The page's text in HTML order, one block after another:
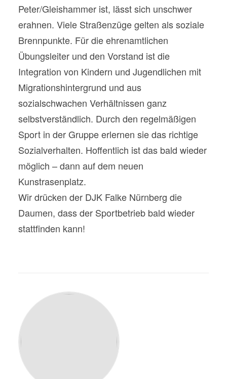
Peter/Gleishammer ist, lässt sich unschwer
erahnen. Viele Straßenzüge gelten als soziale
Brennpunkte. Für die ehrenamtlichen
Übungsleiter und den Vorstand ist die
Integration von Kindern und Jugendlichen mit
Migrationshintergrund und aus
sozialschwachen Verhältnissen ganz
selbstverständlich. Durch den regelmäßigen
Sport in der Gruppe erlernen sie das richtige
Sozialverhalten. Hoffentlich ist das bald wieder
möglich – dann auf dem neuen
Kunstrasenplatz.
Wir drücken der DJK Falke Nürnberg die
Daumen, dass der Sportbetrieb bald wieder
stattfinden kann!